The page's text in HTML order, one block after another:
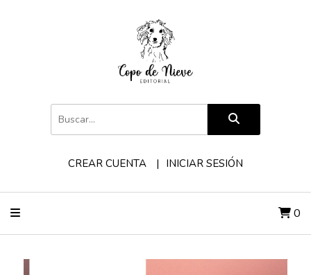
CREAR CUENTA INICIAR SESIÓN
0